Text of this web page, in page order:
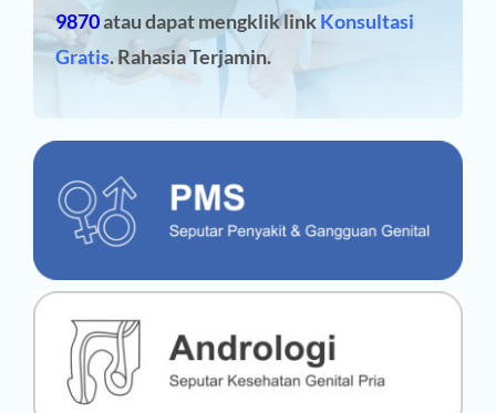
9870atau dapat mengklik linkKonsultasi
Gratis. Rahasia Terjamin.